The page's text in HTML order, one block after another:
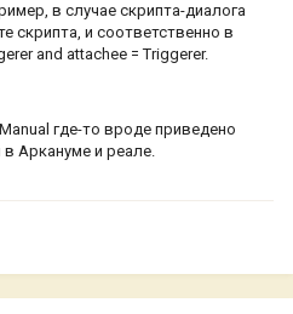
в случае скрипта-диалога
скрипта, и соответственно в
and attachee = Triggerer.
где-то вроде приведено
Аркануме и реале.